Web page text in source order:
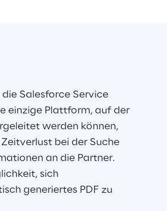
Salesforce Service
einzige Plattform, auf der
werden können,
bei der Suche
an die Partner.
sich
generiertes PDF zu